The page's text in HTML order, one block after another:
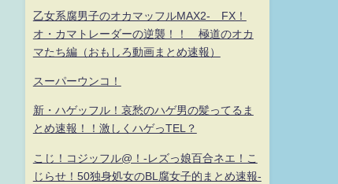
乙女系腐男子のオカマッフルMAX2- FX！
オ・カマトレーダーの逆襲！！ 極道のオカ
マたち編（おもしろ動画まとめ速報）
スーパーウンコ！
新・ハゲッフル！哀愁のハゲ男の髪ってるま
とめ速報！！激しくハゲっTEL？
こじ！コジッフル@！-レズっ娘百合ネエ！こ
じらせ！50独身処女のBL腐女子的まとめ速報-